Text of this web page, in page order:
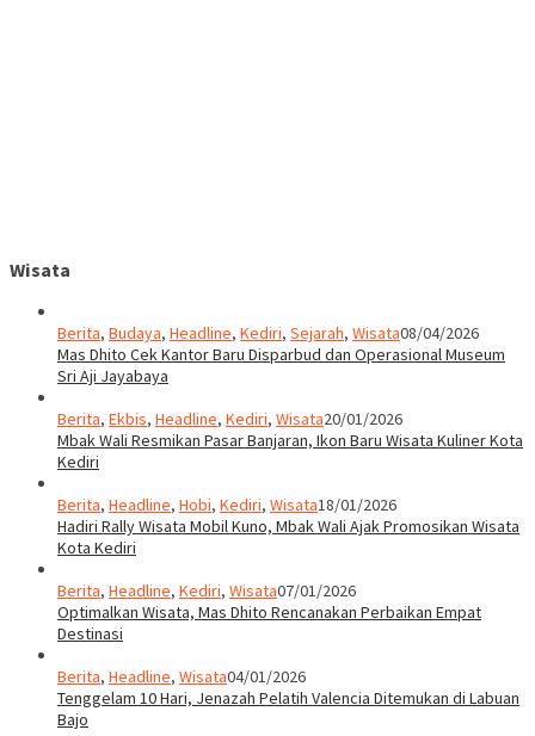
Wisata
Berita, Budaya, Headline, Kediri, Sejarah, Wisata08/04/2026
Mas Dhito Cek Kantor Baru Disparbud dan Operasional Museum
Sri Aji Jayabaya
Berita, Ekbis, Headline, Kediri, Wisata20/01/2026
Mbak Wali Resmikan Pasar Banjaran, Ikon Baru Wisata Kuliner Kota
Kediri
Berita, Headline, Hobi, Kediri, Wisata18/01/2026
Hadiri Rally Wisata Mobil Kuno, Mbak Wali Ajak Promosikan Wisata
Kota Kediri
Berita, Headline, Kediri, Wisata07/01/2026
Optimalkan Wisata, Mas Dhito Rencanakan Perbaikan Empat
Destinasi
Berita, Headline, Wisata04/01/2026
Tenggelam 10 Hari, Jenazah Pelatih Valencia Ditemukan di Labuan
Bajo